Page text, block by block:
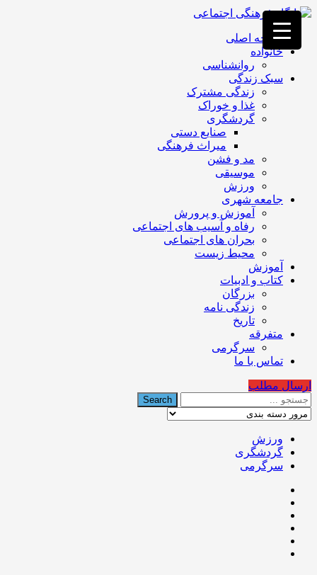
فصد
خون
غرب
تهران
خشکشویی
تصفیه
تهران
صفحه اصلی
خانواده
روانشناسی
سبک زندگی
زندگی مشترک
غذا و خوراک
گردشگری
صنایع دستی
میراث فرهنگی
مد و فشن
موسیقی
ورزش
جامعه شهری
آموزش و پرورش
رفاه و آسیب های اجتماعی
بحران های اجتماعی
محیط زیست
آموزش
کتاب و ادبیات
بزرگان
زندگی نامه
تاریخ
متفرقه
سرگرمی
تماس با ما
ارسال مطلب
ورزش
گردشگری
سرگرمی